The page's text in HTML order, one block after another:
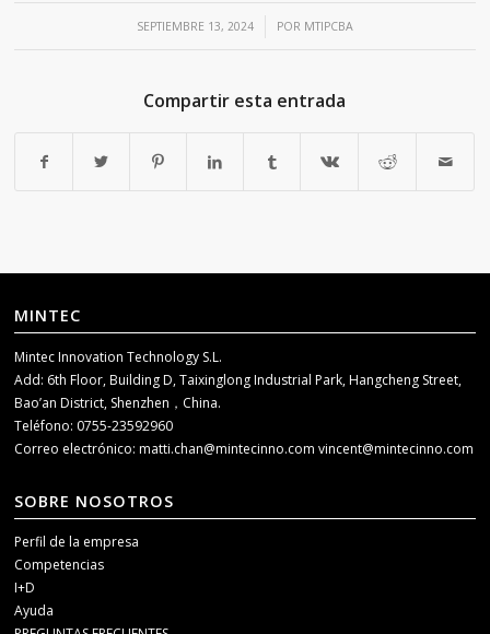
SEPTIEMBRE 13, 2024
/ POR MTIPCBA
Compartir esta entrada
MINTEC
Mintec Innovation Technology S.L.
Add: 6th Floor, Building D, Taixinglong Industrial Park, Hangcheng Street,
Bao’an District, Shenzhen，China.
Teléfono: 0755-23592960
Correo electrónico:matti.chan@mintecinno.comvincent@mintecinno.com
SOBRE NOSOTROS
Perfil de la empresa
Competencias
I+D
Ayuda